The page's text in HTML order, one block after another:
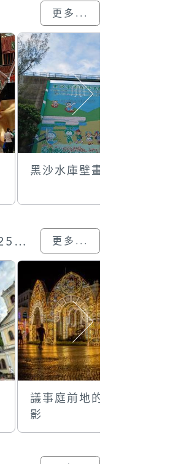
更多...
黑沙水庫壁畫
“我的澳門記憶” 圖片分享計劃 - 2025的入選作品 更多...
議事庭前地的光
影